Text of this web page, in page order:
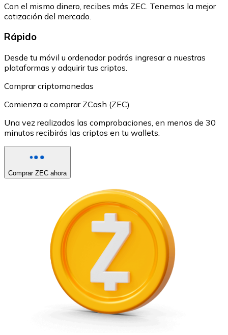
Con el mismo dinero, recibes más ZEC. Tenemos la mejor
cotización del mercado.
Rápido
Desde tu móvil u ordenador podrás ingresar a nuestras
plataformas y adquirir tus criptos.
Comprar criptomonedas
Comienza a comprar ZCash (ZEC)
Una vez realizadas las comprobaciones, en menos de 30
minutos recibirás las criptos en tu wallets.
Comprar ZEC ahora